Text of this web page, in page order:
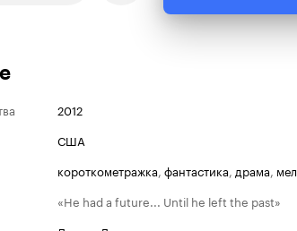
2012
США
короткометражка, фантастика, драма,
«He had a future... Until he left the past»